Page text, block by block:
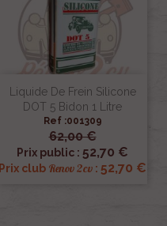
Liquide De Frein Silicone
DOT 5 Bidon 1 Litre
Ref :001309
62,00 €
Prix public : 52,70 €
Prix club Renov 2cv : 52,70 €